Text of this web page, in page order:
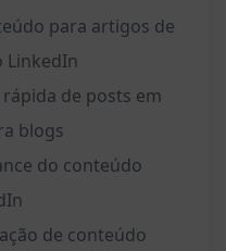
para artigos de
LinkedIn
de posts em
blogs
do conteúdo
de conteúdo